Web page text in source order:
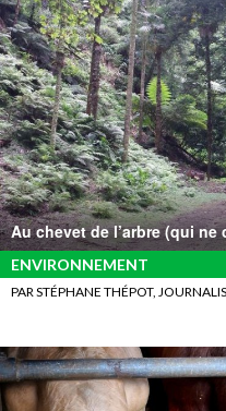
Au chevet de l’arbre (qui
ENVIRONNEMENT
PAR STÉPHANE THÉPOT,